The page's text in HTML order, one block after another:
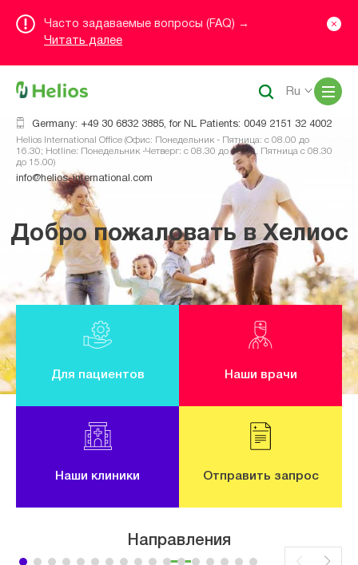
Часто задаваемые вопросы (FAQ) →
Читать далее
Germany: +49 30 6832 3885, for NL Patients: 0049 2151 32 4002
Helios International Office (Офис: Понедельник - Пятница: с 08.00 до
16.30; Hotline: Понедельник -Четверг: с 08.30 до 16.00, Пятница с 08.30
до 15.00)
info@helios-international.com
Ru
Добро пожаловать в Хелиос
Для пациентов Наши врачи
Наши клиники Отправить запрос
Направления